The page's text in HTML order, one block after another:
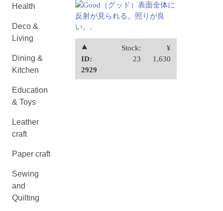
Health
Deco &
Living
Dining &
Kitchen
Education
& Toys
Leather
craft
Paper craft
Sewing
and
Quilting
Good（グッド）表面全体に
反射が見られる。照りが良
い。.
⯅
ID:
2929
Stock:
23
¥
1,630